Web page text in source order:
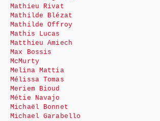
Mathieu Rivat
Mathilde Blézat
Mathilde Offroy
Mathis Lucas
Matthieu Amiech
Max Bossis
McMurty
Melina Mattia
Mélissa Tomas
Meriem Bioud
Métie Navajo
Michaël Bonnet
Michael Garabello